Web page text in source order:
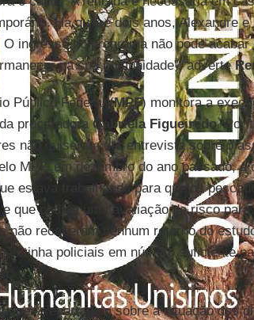
Há quase dois anos, Alexandre
ingresso no programa não pode
na sua comunidade”, adverte
Público Federal (MPF) monitora a
procuradoraGabriela Figueiredo. Por
não quiseram dar entrevista sobre o
MPF, em dezembro do ano passado,
estava trabalhando para que os
que pediria uma avaliação de risco
não receberam nenhum retorno do
tinha policiais em número suficiente
pela reportagem sobre a situação dos